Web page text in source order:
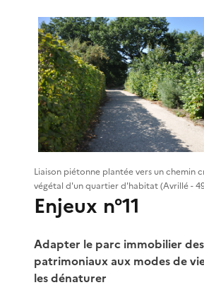
Liaison piétonne plantée vers un chemin
végétal d'un quartier d'habitat (Avrillé -
Enjeux n°11
Adapter le parc immobilier
patrimoniaux aux modes de
les dénaturer